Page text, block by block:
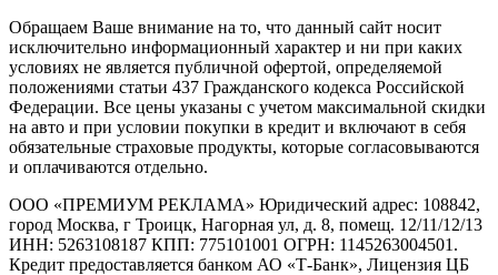
Обращаем Ваше внимание на то, что данный сайт носит
исключительно информационный характер и ни при каких
условиях не является публичной офертой, определяемой
положениями статьи 437 Гражданского кодекса Российской
Федерации. Все цены указаны с учетом максимальной скидки
на авто и при условии покупки в кредит и включают в себя
обязательные страховые продукты, которые согласовываются
и оплачиваются отдельно.
ООО «ПРЕМИУМ РЕКЛАМА» Юридический адрес: 108842,
город Москва, г Троицк, Нагорная ул, д. 8, помещ. 12/11/12/13
ИНН: 5263108187 КПП: 775101001 ОГРН: 1145263004501.
Кредит предоставляется банком АО «Т-Банк», Лицензия ЦБ